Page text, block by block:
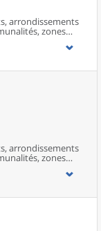
arrondissements
zones
d’attraction des
arrondissements
zones
d’attraction des